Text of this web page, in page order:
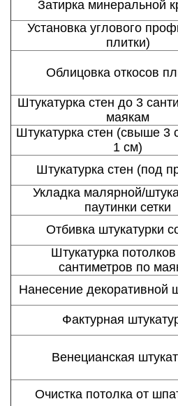
Затирка минеральной
Установка углового
плитки)
Облицовка откосов
Штукатурка стен до 3
маякам
Штукатурка стен (свыше 3
1 см)
Штукатурка стен (под
Укладка малярной/
паутинки сетки
Отбивка штукатурки
Штукатурка
сантиметров по
Нанесение декоративной
Фактурная
Венецианская
Очистка потолка от